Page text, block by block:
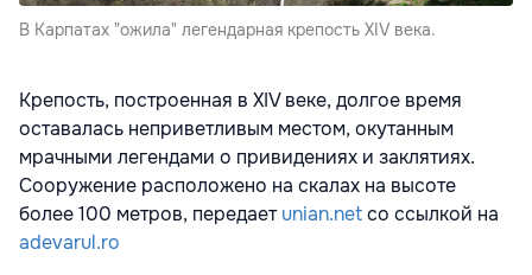
В Карпатах "ожила" легендарная крепость XIV века.
Крепость, построенная в XIV веке, долгое время
оставалась неприветливым местом, окутанным
мрачными легендами о привидениях и заклятиях.
Сооружение расположено на скалах на высоте
более 100 метров, передаетunian.netсо ссылкой на
adevarul.ro